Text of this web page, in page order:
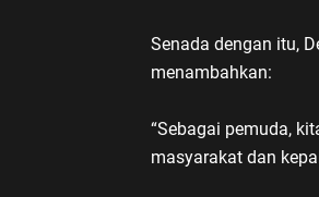
Senada dengan itu,
menambahkan:
“Sebagai pemuda,
masyarakat dan